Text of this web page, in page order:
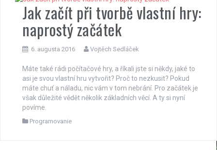
Jak začít při tvorbě vlastní hry:
naprostý začátek
6. augusta 2016 Vojtěch Sedláček
Máte také rádi počítačové hry, a říkali jste si někdy, jaké to
asi je svou vlastní hru vytvořit? Proč to nezkusit? Pokud
máte chuť a náladu, nic vám v tom nebrání. Pro začátek je
však důležité vědět několik základních věcí. A ty si nyní
povíme.
Programovanie